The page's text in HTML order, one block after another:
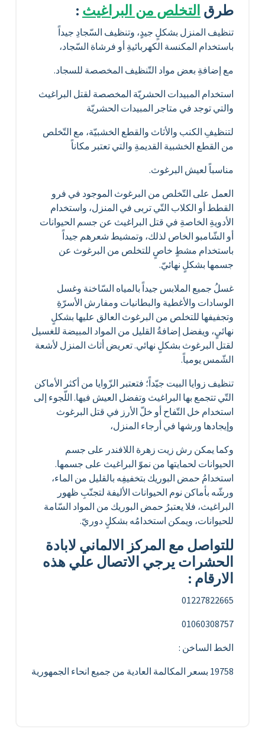
طرقالتخلص من البراغيث:
تنظيف المنزل بشكلٍ جيدٍ، وتنظيف السّجادِ جيداً
باستخدام المكنسة الكهربائيةِ أو فرشاة السّجاد،
مع إضافةِ بعض مواد التّنظيف المخصصة للسجاد.
استخدام المبيدات الحشريّة المخصصة لقتل البراغيث
والتي توجد في متاجر المبيدات الحشريّة
لتنظيفِ الكنب والأثاث والقطع الخشبيّة، مع التّخلص
من القطع الخشبية القديمةِ والتي تعتبر مكاناً
مناسباً لعيش البرغوث.
العمل على التّخلص من البرغوث الموجود في فرو
القطط أو الكلاب التّي تربى في المنزل، واستخدام
الأدويةِ الخاصةِ في قتل البراغيث عن جسم الحيوانات
أو الشّامبو الخاص لذلك، وتمشيط شعرهم جيداً
باستخدام مشطٍ خاصٍ للتخلص من البرغوث عن
جسمها بشكلٍ نهائيّ.
غسلُ جميع الملابس جيداً بالمياه السّاخنة وغسل
الوسادات والأغطية والبطانيات ومفارش الأسرّةِ
وتجفيفها للتخلص من البرغوث العالق عليها بشكلٍ
نهائيٍ، ويفضل إضافةُ القليل من المواد المبيضة للغسيل
لقتل البرغوث بشكلٍ نهائي. تعريض أثاث المنزل لأشعة
الشّمس يومياً.
تنظيف زوايا البيت جيّداً؛ فتعتبر الزّوايا من أكثر الأماكن
التّي تتجمع بها البراغيث وتفضل العيش فيها. اللّجوء إلى
استخدام خل التّفاح أو خلّ الأرز في قتل البرغوث
وإيجادها ورشها في أرجاء المنزل،
وكما يمكن رش زيت زهرة اللافندر على جسم
الحيوانات لحمايتها من نموّ البراغيث على جسمها.
استخدامُ حمض البوريك بتخفيفِه بالقليل من الماء،
ورشّه بأماكن نوم الحيوانات الأليفة لتجنّبِ ظهور
البراغيث، فلا يعتبرُ حمض البوريك من المواد السّامة
للحيوانات، ويمكن استخدامُه بشكلٍ دوريّ.
للتواصل مع المركز الالماني لابادة
الحشرات يرجي الاتصال علي هذه
الارقام :
01227822665
01060308757
الخط الساخن :
19758 بسعر المكالمة العادية من جميع انحاء الجمهورية